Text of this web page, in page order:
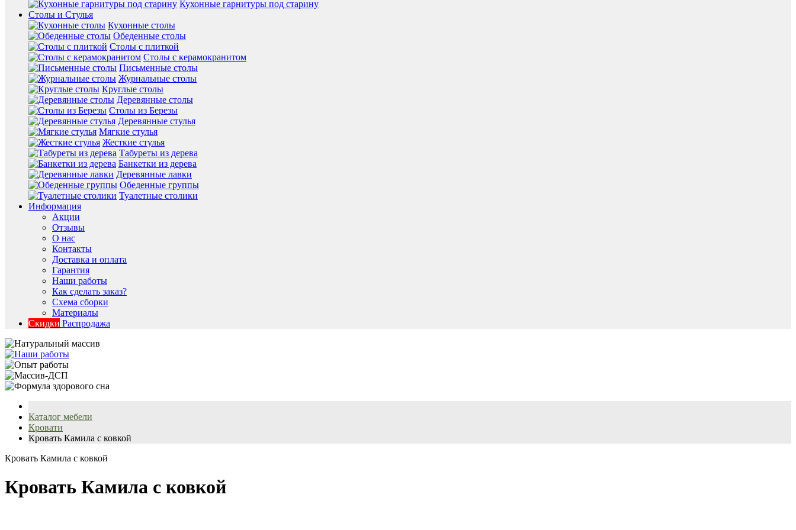
Кухонные гарнитуры под старину
Столы и Стулья
Кухонные столы
Обеденные столы
Столы с плиткой
Столы с керамокранитом
Письменные столы
Журнальные столы
Круглые столы
Деревянные столы
Столы из Березы
Деревянные стулья
Мягкие стулья
Жесткие стулья
Табуреты из дерева
Банкетки из дерева
Деревянные лавки
Обеденные группы
Туалетные столики
Информация
Акции
Отзывы
О нас
Контакты
Доставка и оплата
Гарантия
Наши работы
Как сделать заказ?
Схема сборки
Материалы
Скидки Распродажа
Каталог мебели
Кровати
Кровать Камила с ковкой
Кровать Камила с ковкой
Кровать Камила с ковкой